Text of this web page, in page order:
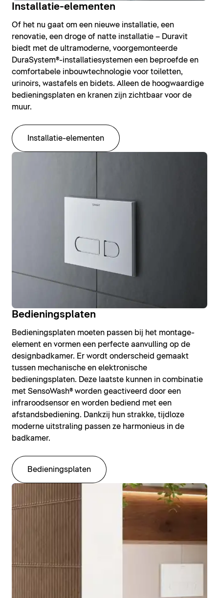
Installatie-elementen
Of het nu gaat om een nieuwe installatie, een
renovatie, een droge of natte installatie – Duravit
biedt met de ultramoderne, voorgemonteerde
DuraSystem®-installatiesystemen een beproefde en
comfortabele inbouwtechnologie voor toiletten,
urinoirs, wastafels en bidets. Alleen de hoogwaardige
bedieningsplaten en kranen zijn zichtbaar voor de
muur.
Installatie-elementen
Bedieningsplaten
Bedieningsplaten moeten passen bij het montage-
element en vormen een perfecte aanvulling op de
designbadkamer. Er wordt onderscheid gemaakt
tussen mechanische en elektronische
bedieningsplaten. Deze laatste kunnen in combinatie
met SensoWash® worden geactiveerd door een
infraroodsensor en worden bediend met een
afstandsbediening. Dankzij hun strakke, tijdloze
moderne uitstraling passen ze harmonieus in de
badkamer.
Bedieningsplaten